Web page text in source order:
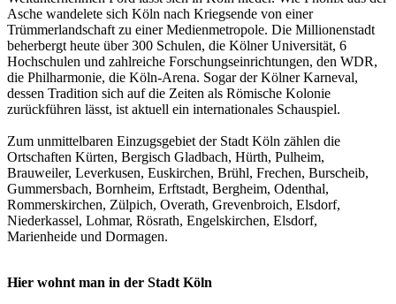
Asche wandelete sich Köln nach Kriegsende von einer
Trümmerlandschaft zu einer Medienmetropole. Die Millionenstadt
beherbergt heute über 300 Schulen, die Kölner Universität, 6
Hochschulen und zahlreiche Forschungseinrichtungen, den WDR,
die Philharmonie, die Köln-Arena. Sogar der Kölner Karneval,
dessen Tradition sich auf die Zeiten als Römische Kolonie
zurückführen lässt, ist aktuell ein internationales Schauspiel.
Zum unmittelbaren Einzugsgebiet der Stadt Köln zählen die
Ortschaften Kürten, Bergisch Gladbach, Hürth, Pulheim,
Brauweiler, Leverkusen, Euskirchen, Brühl, Frechen, Burscheib,
Gummersbach, Bornheim, Erftstadt, Bergheim, Odenthal,
Rommerskirchen, Zülpich, Overath, Grevenbroich, Elsdorf,
Niederkassel, Lohmar, Rösrath, Engelskirchen, Elsdorf,
Marienheide und Dormagen.
Hier wohnt man in der Stadt Köln